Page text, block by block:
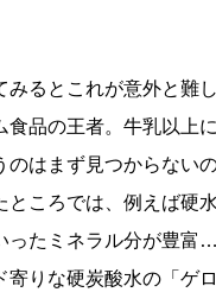
みるとこれが意外と難
食品の王者。牛乳以上
のはまず見つからないの
ところでは、例えば硬
ったミネラル分が豊富
寄りな硬炭酸水の「ゲ